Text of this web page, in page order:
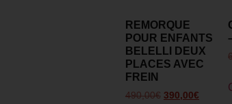
REMORQUE
POUR ENFANTS
BELELLI DEUX
PLACES AVEC
FREIN
490,00€ 390,00€